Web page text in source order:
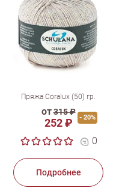
Пряжа Coralux (50) гр.
от315 ₽
252 ₽ - 20%
0
Подробнее